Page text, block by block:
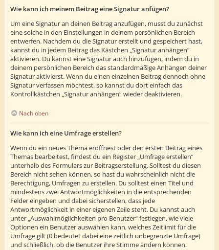
Wie kann ich meinem Beitrag eine Signatur anfügen?
Um eine Signatur an deinen Beitrag anzufügen, musst du zunächst
eine solche in den Einstellungen in deinem persönlichen Bereich
entwerfen. Nachdem du die Signatur erstellt und gespeichert hast,
kannst du in jedem Beitrag das Kästchen „Signatur anhängen“
aktivieren. Du kannst eine Signatur auch hinzufügen, indem du in
deinem persönlichen Bereich das standardmäßige Anhängen deiner
Signatur aktivierst. Wenn du einen einzelnen Beitrag dennoch ohne
Signatur verfassen möchtest, so kannst du dort einfach das
Kontrollkästchen „Signatur anhängen“ wieder deaktivieren.
Nach oben
Wie kann ich eine Umfrage erstellen?
Wenn du ein neues Thema eröffnest oder den ersten Beitrag eines
Themas bearbeitest, findest du ein Register „Umfrage erstellen“
unterhalb des Formulars zur Beitragserstellung. Solltest du diesen
Bereich nicht sehen können, so hast du wahrscheinlich nicht die
Berechtigung, Umfragen zu erstellen. Du solltest einen Titel und
mindestens zwei Antwortmöglichkeiten in die entsprechenden
Felder eingeben und dabei sicherstellen, dass jede
Antwortmöglichkeit in einer eigenen Zeile steht. Du kannst auch
unter „Auswahlmöglichkeiten pro Benutzer“ festlegen, wie viele
Optionen ein Benutzer auswählen kann, welches Zeitlimit für die
Umfrage gilt (0 bedeutet dabei eine zeitlich unbegrenzte Umfrage)
und schließlich, ob die Benutzer ihre Stimme ändern können.